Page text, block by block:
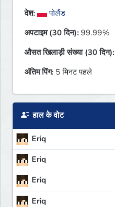
देश:
पोलैंड
अपटाइम (30 दिन):99.99%
औसत खिलाड़ी संख्या (30 दिन):
अंतिम पिंग: 5 मिनट पहले
हाल के वोट
Eriq
Eriq
Eriq
Eriq